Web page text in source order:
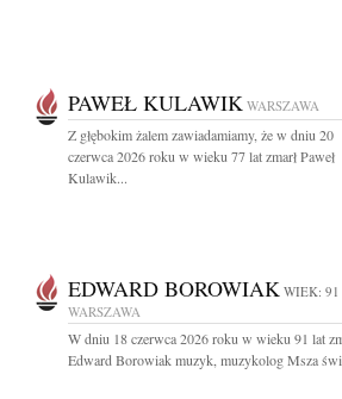
PAWEŁ KULAWIK WARSZAWA
Z głębokim żalem zawiadamiamy, że w dniu 20
czerwca 2026 roku w wieku 77 lat zmarł Paweł
Kulawik...
EDWARD BOROWIAK WIEK: 91
WARSZAWA
W dniu 18 czerwca 2026 roku w wieku 91 lat
Edward Borowiak muzyk, muzykolog Msza